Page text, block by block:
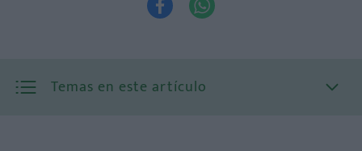
 
Temas en este artículo